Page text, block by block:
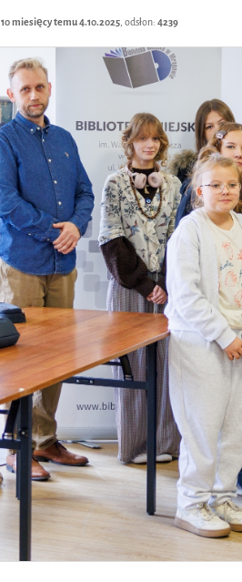
10 miesięcy temu 4.10.2025 , odsłon: 4239